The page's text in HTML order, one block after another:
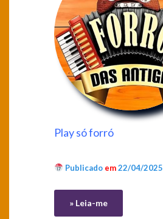
Play só forró
Publicado em22/04/2025
» Leia-me